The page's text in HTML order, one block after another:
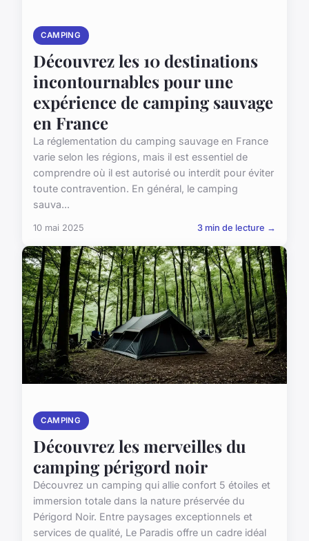
CAMPING
Découvrez les 10 destinations
incontournables pour une
expérience de camping sauvage
en France
La réglementation du camping sauvage en France
varie selon les régions, mais il est essentiel de
comprendre où il est autorisé ou interdit pour éviter
toute contravention. En général, le camping
sauva...
10 mai 2025 3 min de lecture →
CAMPING
Découvrez les merveilles du
camping périgord noir
Découvrez un camping qui allie confort 5 étoiles et
immersion totale dans la nature préservée du
Périgord Noir. Entre paysages exceptionnels et
services de qualité, Le Paradis offre un cadre idéal